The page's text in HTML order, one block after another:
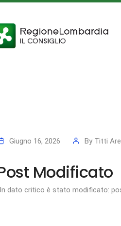
Giugno 16, 2026 By Titti
Modificato
dato critico è stato modificato: